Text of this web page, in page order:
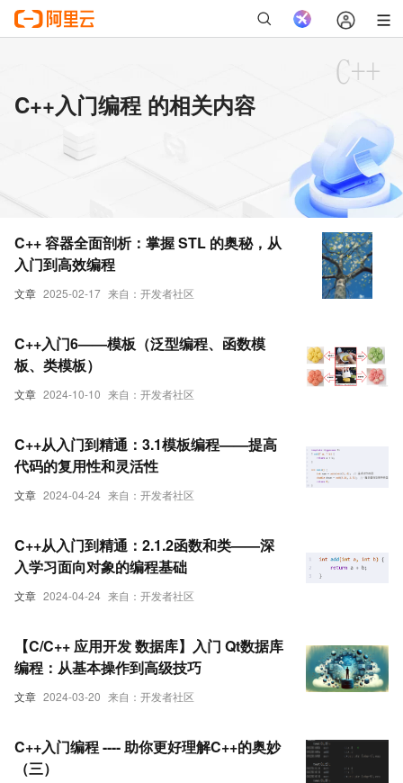
C++入门编程 的相关内容
文章 2025-02-17 来自：开发者社区
C++ 容器全面剖析：掌握 STL 的奥秘，从
入门到高效编程
文章 2024-10-10 来自：开发者社区
C++入门6——模板（泛型编程、函数模
板、类模板）
文章 2024-04-24 来自：开发者社区
C++从入门到精通：3.1模板编程——提高
代码的复用性和灵活性
文章 2024-04-24 来自：开发者社区
C++从入门到精通：2.1.2函数和类——深
入学习面向对象的编程基础
文章 2024-03-20 来自：开发者社区
【C/C++ 应用开发 数据库】入门 Qt数据库
编程：从基本操作到高级技巧
C++入门编程 ---- 助你更好理解C++的奥妙
（三）